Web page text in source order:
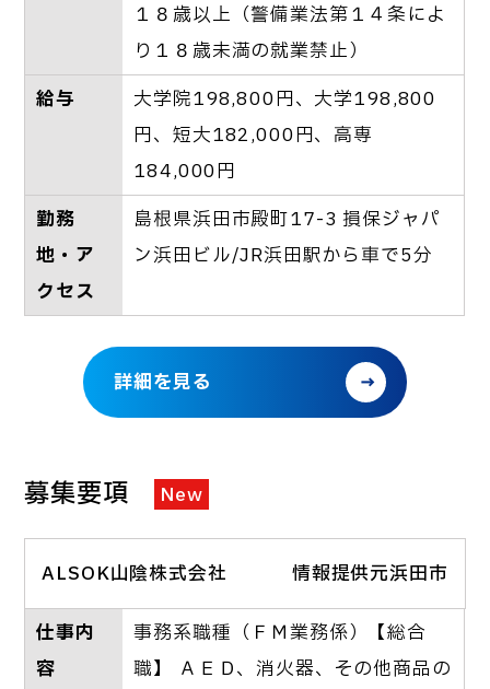
１８歳以上（警備業法第１４条によ
り１８歳未満の就業禁止）
給与
大学院198,800円、大学198,800
円、短大182,000円、高専
184,000円
勤務
地・ア
クセス
島根県浜田市殿町17-3 損保ジャパ
ン浜田ビル/JR浜田駅から車で5分
詳細を見る
募集要項 New
ALSOK山陰株式会社 情報提供元浜田市
仕事内
容
事務系職種（ＦＭ業務係）【総合
職】 ＡＥＤ、消火器、その他商品の